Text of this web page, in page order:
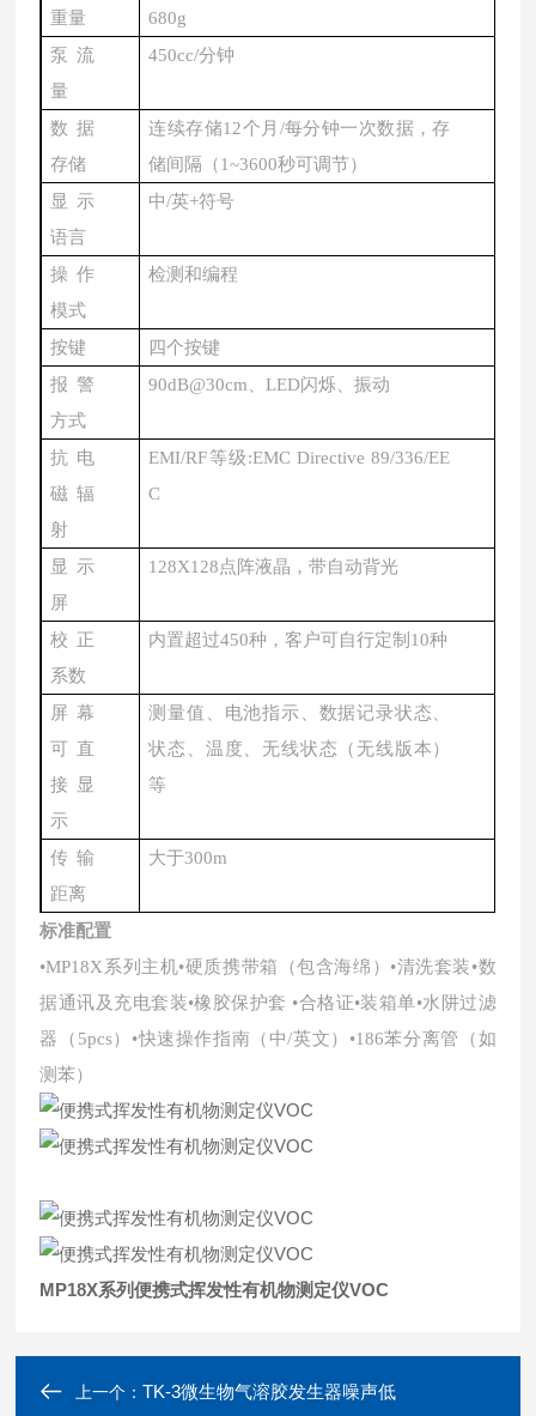
重量
680g
泵流
量
450cc/分钟
数据
存储
连续存储12个月/每分钟一次数据，存
储间隔（1~3600秒可调节）
显示
语言
中/英+符号
操作
模式
检测和编程
按键
四个按键
报警
方式
90dB@30cm、LED闪烁、振动
抗电
磁辐
射
EMI/RF等级:EMC Directive 89/336/EE
C
显示
屏
128X128点阵液晶，带自动背光
校正
系数
内置超过450种，客户可自行定制10种
屏幕
可直
接显
示
测量值、电池指示、数据记录状态、
状态、温度、无线状态（无线版本）
等
传输
距离
大于300m
标准配置
•MP18X系列主机•硬质携带箱（包含海绵）•清洗套装•数
据通讯及充电套装•橡胶保护套 •合格证•装箱单•水阱过滤
器（5pcs）•快速操作指南（中/英文）•186苯分离管（如
测苯）
MP18X系列便携式挥发性有机物测定仪VOC
上一个：TK-3微生物气溶胶发生器噪声低